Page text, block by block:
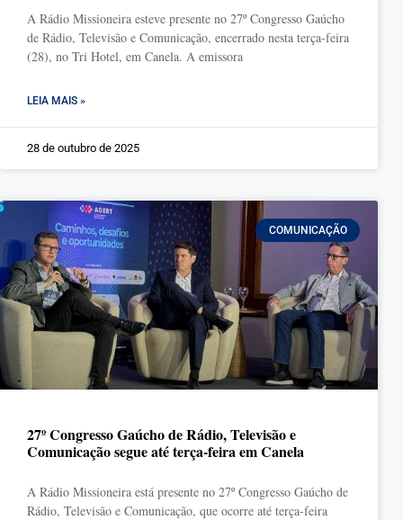
A Rádio Missioneira esteve presente no 27º Congresso Gaúcho
de Rádio, Televisão e Comunicação, encerrado nesta terça-feira
(28), no Tri Hotel, em Canela. A emissora
LEIA MAIS »
28 de outubro de 2025
COMUNICAÇÃO
27º Congresso Gaúcho de Rádio, Televisão e
Comunicação segue até terça-feira em Canela
A Rádio Missioneira está presente no 27º Congresso Gaúcho de
Rádio, Televisão e Comunicação, que ocorre até terça-feira